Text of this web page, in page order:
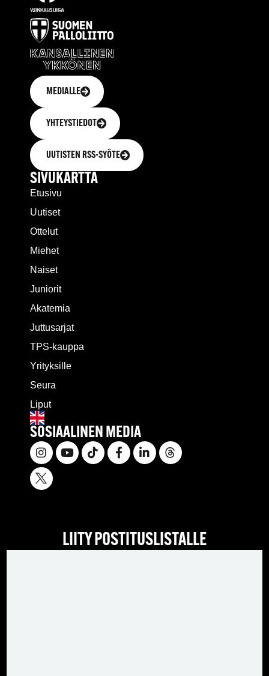
MEDIALLE
YHTEYSTIEDOT
UUTISTEN RSS-SYÖTE
SIVUKARTTA
Etusivu
Uutiset
Ottelut
Miehet
Naiset
Juniorit
Akatemia
Juttusarjat
TPS-kauppa
Yrityksille
Seura
Liput
SOSIAALINEN MEDIA
LIITY POSTITUSLISTALLE